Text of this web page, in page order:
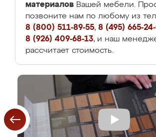
материалов Вашей мебели.
позвоните нам по любому из
8 (800) 511-89-55, 8 (495) 665-
8 (926) 409-68-13, и наш
рассчитает стоимость.